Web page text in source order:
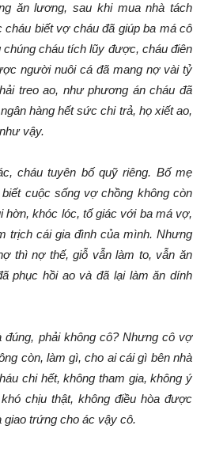
ăn lương, sau khi mua nhà tách
biết vợ cháu đã giúp ba má cô
cháu tích lũy được, cháu điên
người nuôi cá đã mang nợ vài tỷ
treo ao, như phương án cháu đã
hàng hết sức chi trả, họ xiết ao,
vậy.
cháu tuyên bố quỹ riêng. Bố mẹ
cuộc sống vợ chồng không còn
khóc lóc, tố giác với ba má vợ,
trịch cái gia đình của mình. Nhưng
thì nợ thế, giỗ vẫn làm to, vẫn ăn
phục hồi ao và đã lại làm ăn dính
đúng, phải không cô? Nhưng cô vợ
còn, làm gì, cho ai cái gì bên nhà
chi hết, không tham gia, không ý
chịu thật, không điều hòa được
trứng cho ác vậy cô.